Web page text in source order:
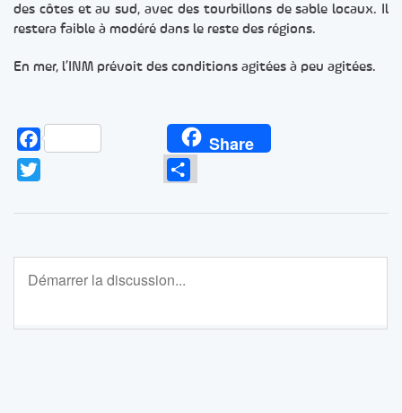
des côtes et au sud, avec des tourbillons de sable locaux. Il
restera faible à modéré dans le reste des régions.
En mer, l’INM prévoit des conditions agitées à peu agitées.
Facebook Share